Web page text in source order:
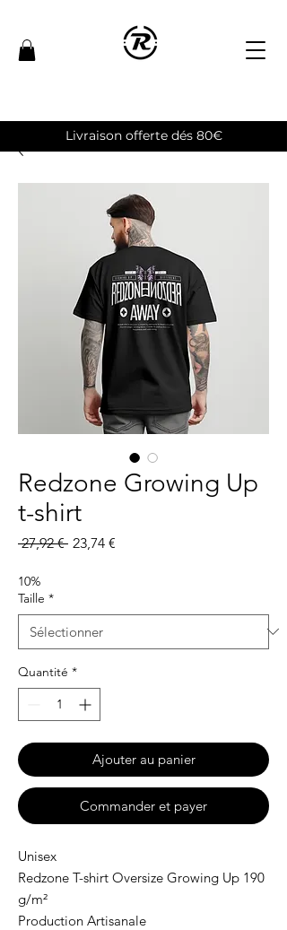
Livraison offerte dés 80€
Redzone Growing Up
t-shirt
27,92 € Prix
23,74 €
10%
Taille *
Quantité *
Ajouter au panier
Commander et payer
Unisex
Redzone T-shirt Oversize Growing Up 190
g/m²
Production Artisanale